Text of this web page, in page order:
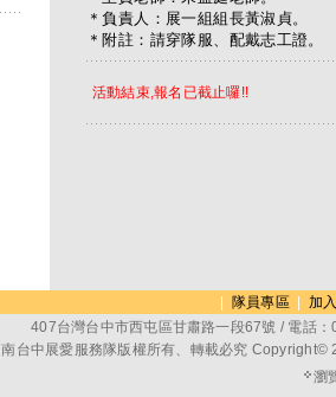
＊負責人：展一組組長黃淑貞。
＊附註：請穿隊服、配戴志工證。
活動結束,報名已截止囉!!
隊員專區
加
407台灣台中市西屯區甘肅路一段67號 / 電
南台中展愛服務隊版權所有、轉載必究
瀏